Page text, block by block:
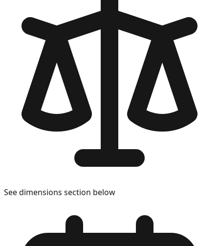
See dimensions section below